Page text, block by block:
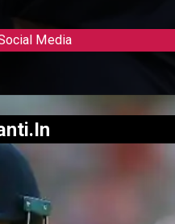
Media